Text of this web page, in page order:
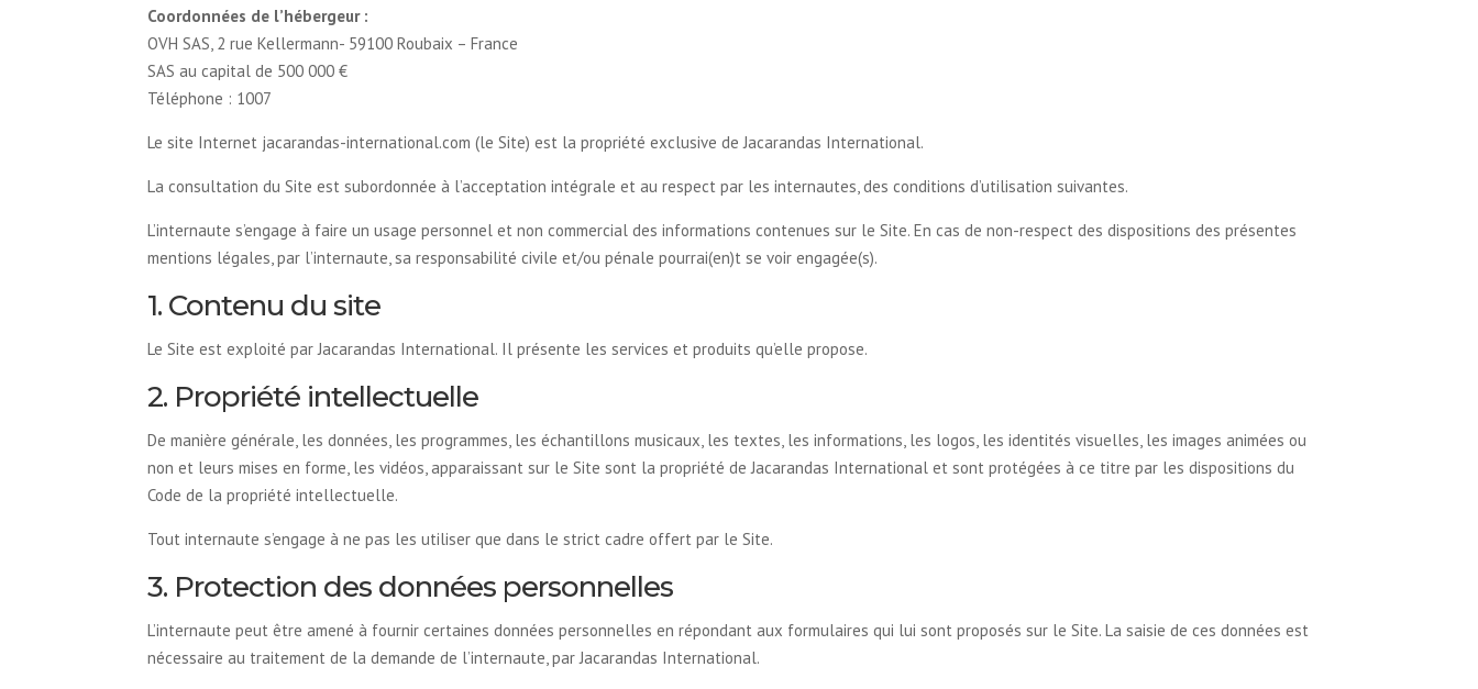
Coordonnées de l’hébergeur :
OVH SAS, 2 rue Kellermann- 59100 Roubaix – France
SAS au capital de 500 000 €
Téléphone : 1007
Le site Internet jacarandas-international.com (le Site) est la propriété exclusive de Jacarandas International.
La consultation du Site est subordonnée à l’acceptation intégrale et au respect par les internautes, des conditions d’utilisation suivantes.
L’internaute s’engage à faire un usage personnel et non commercial des informations contenues sur le Site. En cas de non-respect des dispositions des présentes
mentions légales, par l’internaute, sa responsabilité civile et/ou pénale pourrai(en)t se voir engagée(s).
1. Contenu du site
Le Site est exploité par Jacarandas International. Il présente les services et produits qu’elle propose.
2. Propriété intellectuelle
De manière générale, les données, les programmes, les échantillons musicaux, les textes, les informations, les logos, les identités visuelles, les images animées ou
non et leurs mises en forme, les vidéos, apparaissant sur le Site sont la propriété de Jacarandas International et sont protégées à ce titre par les dispositions du
Code de la propriété intellectuelle.
Tout internaute s’engage à ne pas les utiliser que dans le strict cadre offert par le Site.
3. Protection des données personnelles
L’internaute peut être amené à fournir certaines données personnelles en répondant aux formulaires qui lui sont proposés sur le Site. La saisie de ces données est
nécessaire au traitement de la demande de l’internaute, par Jacarandas International.